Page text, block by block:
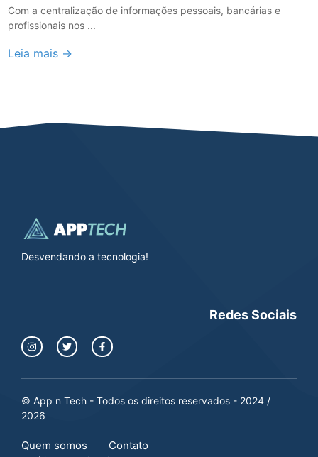
Com a centralização de informações pessoais, bancárias e
profissionais nos ...
Leia mais →
Desvendando a tecnologia!
Redes Sociais
© App n Tech - Todos os direitos reservados - 2024 /
2026
Quem somos
Contato